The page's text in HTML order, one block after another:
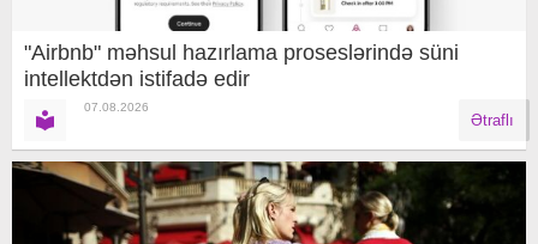
"Airbnb" məhsul hazırlama proseslərində süni
intellektdən istifadə edir
07.08.2026
Ətraflı